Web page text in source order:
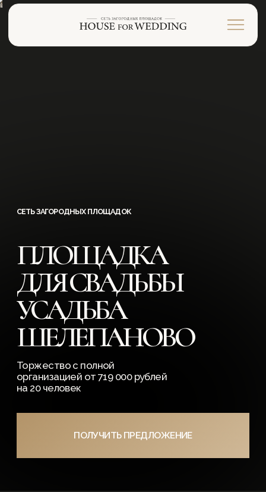
УСАДЬБА
ШЕЛЕПАНОВО
Торжество с полной
организацией от 719 000 рублей
на 20 человек
ПОЛУЧИТЬ ПРЕДЛОЖЕНИЕ